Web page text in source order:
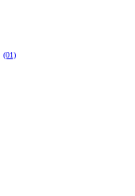
(01)